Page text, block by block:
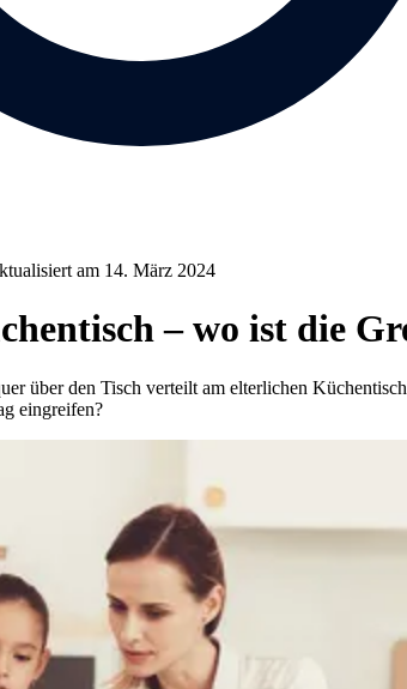
am 14. März 2024
– wo ist die
über den Tisch verteilt am elterlichen
eingreifen?